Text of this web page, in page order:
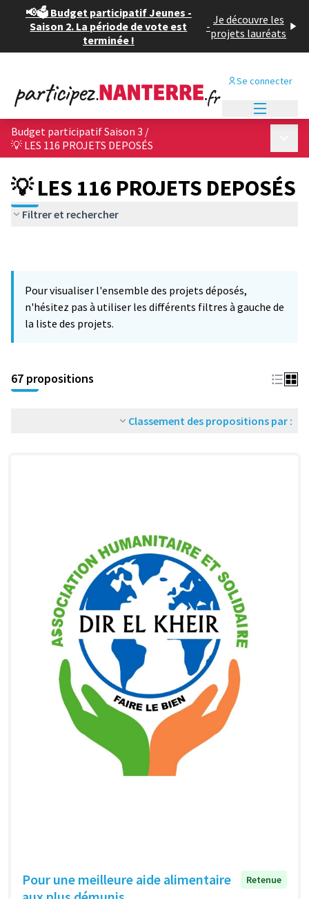
📢🗳️ Budget participatif Jeunes -
Saison 2. La période de vote est
terminée !
- Je découvre les
projets lauréats
Se connecter
Budget participatif Saison 3 /
💡 LES 116 PROJETS DEPOSÉS
💡 LES 116 PROJETS DEPOSÉS
Filtrer et rechercher
Pour visualiser l'ensemble des projets déposés,
n'hésitez pas à utiliser les différents filtres à gauche de
la liste des projets.
67 propositions
Classement des propositions par :
Pour une meilleure aide alimentaire
Retenue